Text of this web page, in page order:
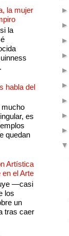
la mujer
la
habla del
mucho
es
quedan
Artística
en el Arte
—casi
los
un
tras caer
►
►
►
►
►
►
►
►
►
▼